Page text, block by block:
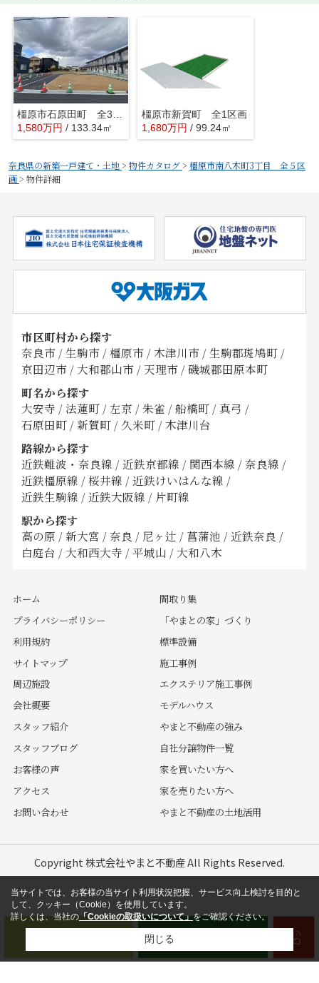
1,580万円 / 133.34㎡
橿原市新賀町 全1区画
1,680万円 / 99.24㎡
奈良県の新築一戸建て・土地> 物件カタログ> 橿原市南八木町3丁目 全５区
画> 物件詳細
市区町村から探す
奈良市 / 生駒市 / 橿原市 / 木津川市 / 生駒郡斑鳩町 /
京田辺市 / 大和郡山市 / 天理市 / 磯城郡田原本町
町名から探す
大安寺 / 法蓮町 / 左京 / 朱雀 / 船橋町 / 真弓 /
石原田町 / 新賀町 / 久米町 / 木津川台
路線から探す
近鉄難波・奈良線 / 近鉄京都線 / 関西本線 / 奈良線 /
近鉄橿原線 / 桜井線 / 近鉄けいはんな線 /
近鉄生駒線 / 近鉄大阪線 / 片町線
駅から探す
高の原 / 新大宮 / 奈良 / 尼ヶ辻 / 菖蒲池 / 近鉄奈良 /
白庭台 / 大和西大寺 / 平城山 / 大和八木
ホーム
プライバシーポリシー
利用規約
サイトマップ
周辺施設
会社概要
スタッフ紹介
スタッフブログ
お客様の声
アクセス
お問い合わせ
間取り集
「やまとの家」づくり
標準設備
施工事例
エクステリア施工事例
モデルハウス
やまと不動産の強み
自社分譲物件一覧
家を買いたい方へ
家を売りたい方へ
やまと不動産の土地活用
Copyright 株式会社やまと不動産 All Rights Reserved.
当サイトでは、お客様の当サイト利用状況把握、サービス向上検討を目的と
して、クッキー（Cookie）を使用しています。
詳しくは、当社の「Cookieの取扱いについて」をご確認ください。
閉じる